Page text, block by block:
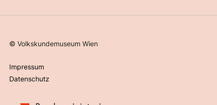
©Volkskundemuseum Wien
Impressum
Datenschutz